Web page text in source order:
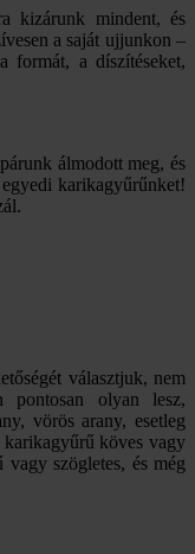
kizárunk mindent, és
a saját ujjunkon –
formát, a díszítéseket,
álmodott meg, és
karikagyűrűnket!
választjuk, nem
pontosan olyan lesz,
vörös arany, esetleg
köves vagy
szögletes, és még